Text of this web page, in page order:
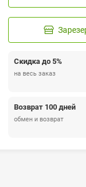
Скидка до 5%
на весь заказ
Возврат 100 дней
обмен и возврат